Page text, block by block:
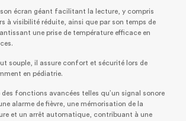
son écran géant facilitant la lecture, y compris
à visibilité réduite, ainsi que par son temps de
une prise de température efficace en
souple, il assure confort et sécurité lors de
en pédiatrie.
des fonctions avancées telles qu’un signal sonore
alarme de fièvre, une mémorisation de la
et un arrêt automatique, contribuant à une